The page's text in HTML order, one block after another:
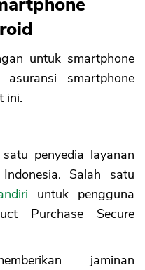
untuk smartphone
smartphone
ini.
penyedia layanan
Salah satu
untuk pengguna
Purchase Secure
jaminan
OK
CANCEL